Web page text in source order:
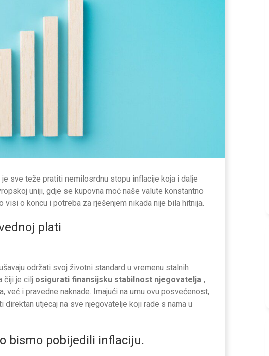
sve teže pratiti nemilosrdnu stopu inflacije koja i dalje
uniji, gdje se kupovna moć naše valute konstantno
o koncu i potreba za rješenjem nikada nije bila hitnija.
plati
održati svoj životni standard u vremenu stalnih
čiji je cilj osigurati finansijsku stabilnost njegovatelja ,
i pravedne naknade. Imajući na umu ovu posvećenost,
utjecaj na sve njegovatelje koji rade s nama u
bismo pobijedili inflaciju.